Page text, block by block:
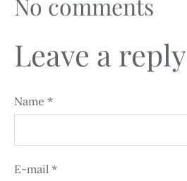
No comments
Leave a reply
Name *
E-mail *